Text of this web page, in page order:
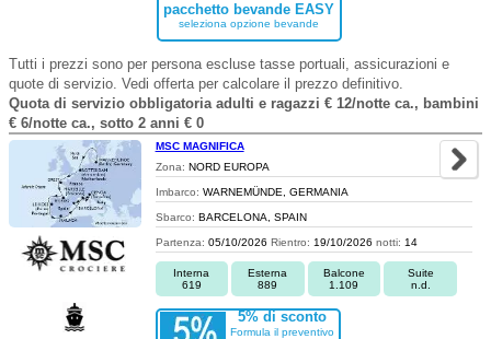
pacchetto bevande EASY
seleziona opzione bevande
Tutti i prezzi sono per persona escluse tasse portuali, assicurazioni e
quote di servizio. Vedi offerta per calcolare il prezzo definitivo.
Quota di servizio obbligatoria adulti e ragazzi € 12/notte ca., bambini
€ 6/notte ca., sotto 2 anni € 0
MSC MAGNIFICA
Zona: NORD EUROPA
Imbarco: WARNEMÜNDE, GERMANIA
Sbarco: BARCELONA, SPAIN
Partenza: 05/10/2026 Rientro: 19/10/2026 notti: 14
Interna
619
Esterna
889
Balcone
1.109
Suite
n.d.
5% di sconto
Formula il preventivo